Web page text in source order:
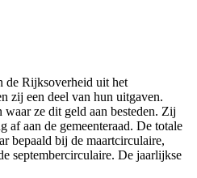
de Rijksoverheid uit het
zij een deel van hun uitgaven.
ze dit geld aan besteden. Zij
af aan de gemeenteraad. De totale
bepaald bij de maartcirculaire,
septembercirculaire. De jaarlijkse